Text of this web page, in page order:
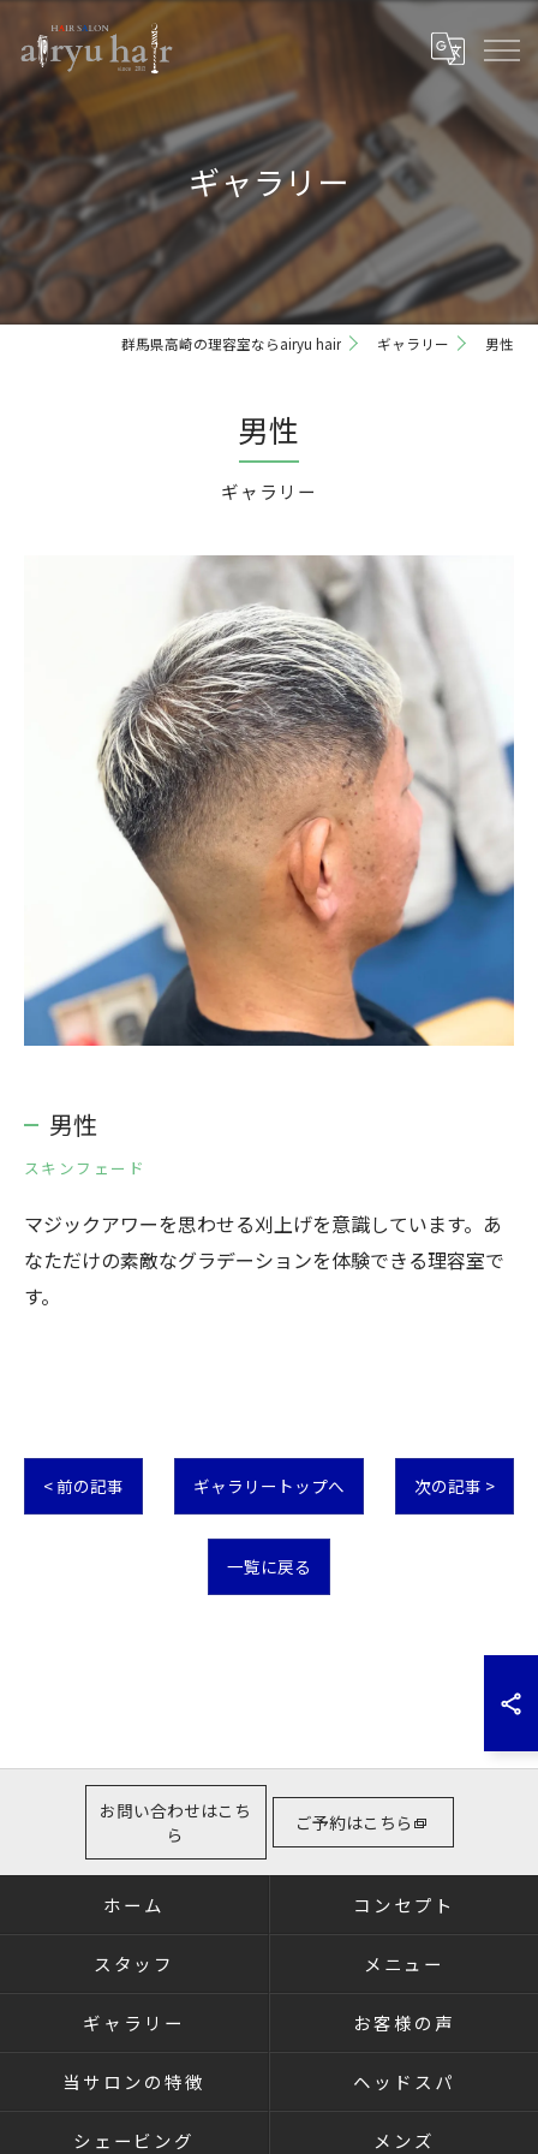
ギャラリー
群馬県高崎の理容室ならairyu hair ギャラリー 男性
ギャラリー
男性
男性
スキンフェード
マジックアワーを思わせる刈上げを意識しています。あ
なただけの素敵なグラデーションを体験できる理容室で
す。
< 前の記事 ギャラリートップへ 次の記事 >
一覧に戻る
お問い合わせはこち
ら
ご予約はこちら
ホーム コンセプト
スタッフ メニュー
ギャラリー お客様の声
当サロンの特徴 ヘッドスパ
シェービング メンズ